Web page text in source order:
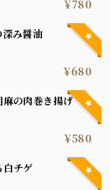
¥780
深み醤油
¥680
麻の肉巻き揚げ
¥580
白チゲ